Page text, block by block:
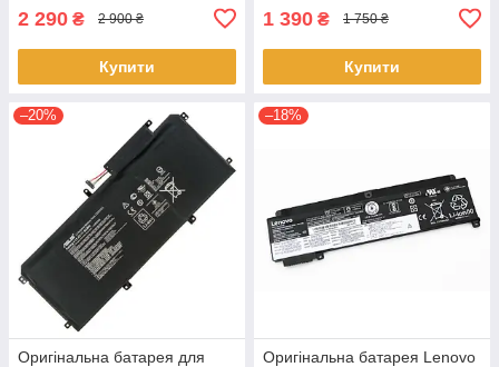
2 290 ₴ 2 900 ₴
Купити
1 390 ₴ 1 750 ₴
Купити
–20%
Оригінальна батарея для
–18%
Оригінальна батарея Lenovo